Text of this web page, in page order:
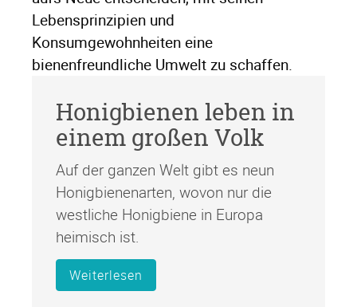
Lebensprinzipien und
Konsumgewohnheiten eine
bienenfreundliche Umwelt zu schaffen.
Honigbienen leben in
einem großen Volk
Auf der ganzen Welt gibt es neun
Honigbienenarten, wovon nur die
westliche Honigbiene in Europa
heimisch ist.
Weiterlesen